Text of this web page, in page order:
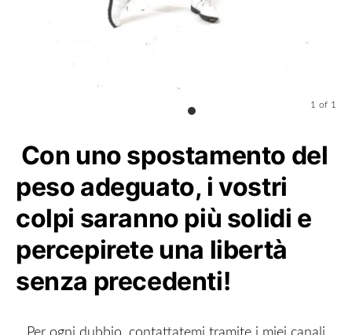
1 of 1
Con uno spostamento del
peso adeguato, i vostri
colpi saranno più solidi e
percepirete una libertà
senza precedenti!